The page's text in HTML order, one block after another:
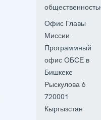
Офис Главы
Миссии
Программный
офис ОБСЕ в
Бишкеке
Рыскулова 6
720001
Кыргызстан